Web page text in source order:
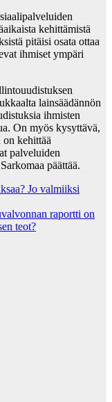
kehittämistä
pitäisi osata ottaa
ihmiset ympäri
lainsäädännön
ihmisten
On myös kysyttävä,
kehittää
palveluiden
päättää.
Jo valmiiksi
raportti on
teot?